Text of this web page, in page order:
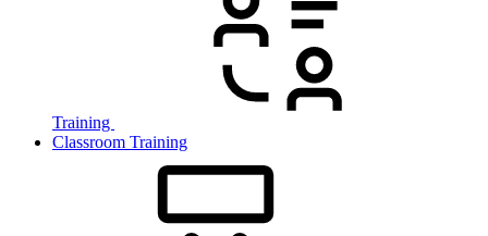
Training
Classroom Training